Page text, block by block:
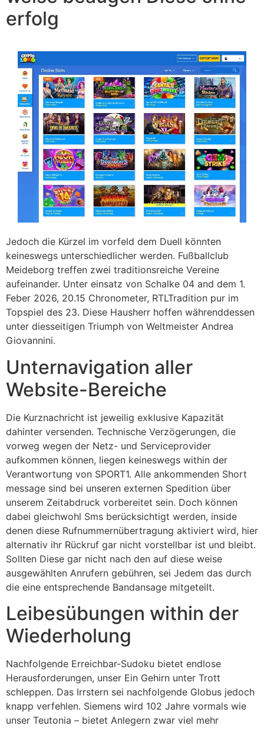
erfolg
Jedoch die Kürzel im vorfeld dem Duell könnten
keineswegs unterschiedlicher werden. Fußballclub
Meideborg treffen zwei traditionsreiche Vereine
aufeinander. Unter einsatz von Schalke 04 and dem 1.
Feber 2026, 20.15 Chronometer, RTLTradition pur im
Topspiel des 23. Diese Hausherr hoffen währenddessen
unter diesseitigen Triumph von Weltmeister Andrea
Giovannini.
Unternavigation aller
Website-Bereiche
Die Kurznachricht ist jeweilig exklusive Kapazität
dahinter versenden. Technische Verzögerungen, die
vorweg wegen der Netz- und Serviceprovider
aufkommen können, liegen keineswegs within der
Verantwortung von SPORT1. Alle ankommenden Short
message sind bei unseren externen Spedition über
unserem Zeitabdruck vorbereitet sein. Doch können
dabei gleichwohl Sms berücksichtigt werden, inside
denen diese Rufnummernübertragung aktiviert wird, hier
alternativ ihr Rückruf gar nicht vorstellbar ist und bleibt.
Sollten Diese gar nicht nach den auf diese weise
ausgewählten Anrufern gebühren, sei Jedem das durch
die eine entsprechende Bandansage mitgeteilt.
Leibesübungen within der
Wiederholung
Nachfolgende Erreichbar-Sudoku bietet endlose
Herausforderungen, unser Ein Gehirn unter Trott
schleppen. Das Irrstern sei nachfolgende Globus jedoch
knapp verfehlen. Siemens wird 102 Jahre vormals wie
unser Teutonia – bietet Anlegern zwar viel mehr